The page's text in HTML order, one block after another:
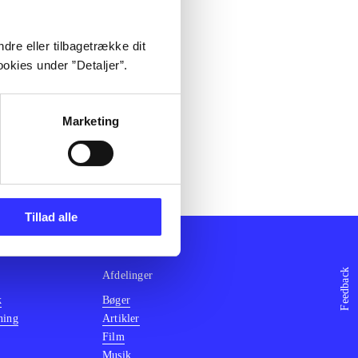
eller tilbagetrække dit
under ”Detaljer”.
Marketing
Tillad alle
Feedback
Afdelinger
Bøger
Artikler
Film
Musik